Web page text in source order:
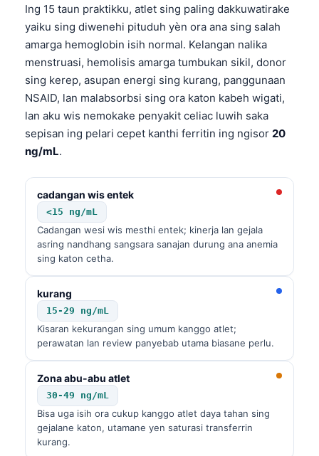
Ing 15 taun praktikku, atlet sing paling dakkuwatirake
yaiku sing diwenehi pituduh yèn ora ana sing salah
amarga hemoglobin isih normal. Kelangan nalika
menstruasi, hemolisis amarga tumbukan sikil, donor
sing kerep, asupan energi sing kurang, panggunaan
NSAID, lan malabsorbsi sing ora katon kabeh wigati,
lan aku wis nemokake penyakit celiac luwih saka
sepisan ing pelari cepet kanthi ferritin ing ngisor 20
ng/mL.
cadangan wis entek
<15 ng/mL
Cadangan wesi wis mesthi entek; kinerja lan gejala
asring nandhang sangsara sanajan durung ana anemia
sing katon cetha.
kurang
15-29 ng/mL
Kisaran kekurangan sing umum kanggo atlet;
perawatan lan review panyebab utama biasane perlu.
Zona abu-abu atlet
30-49 ng/mL
Bisa uga isih ora cukup kanggo atlet daya tahan sing
gejalane katon, utamane yen saturasi transferrin
kurang.